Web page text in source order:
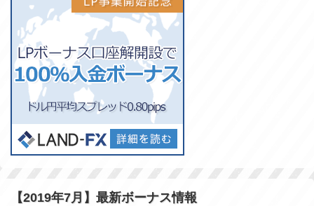
【2019年7月】最新ボーナス情報